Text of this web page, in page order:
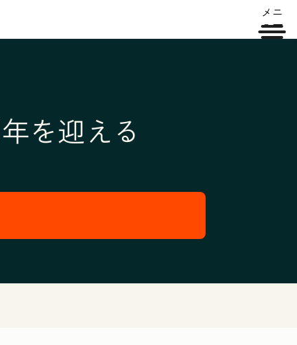
メニ
ュー
を迎える